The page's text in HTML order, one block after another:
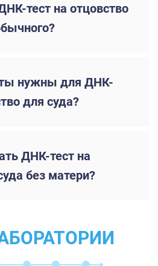
тест на отцовство
нужны для ДНК-
для суда?
ДНК-тест на
без матери?